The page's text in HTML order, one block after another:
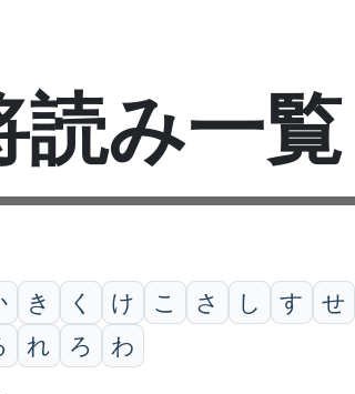
読み一
き く け こ さ し す せ
れ ろ わ